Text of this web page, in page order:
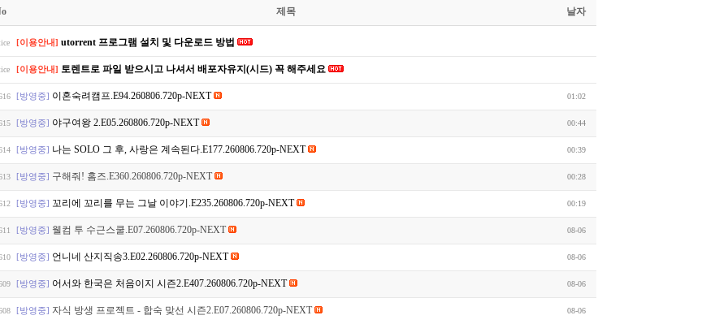
제목 날자
[이용안내] utorrent 프로그램 설치 및 다운로드 방법
[이용안내] 토렌트로 파일 받으시고 나셔서 배포자유지(시드) 꼭 해주세요
[방영중] 이혼숙려캠프.E94.260806.720p-NEXT 01:02
[방영중] 야구여왕 2.E05.260806.720p-NEXT 00:44
[방영중] 나는 SOLO 그 후, 사랑은 계속된다.E177.260806.720p-NEXT 00:39
[방영중] 구해줘! 홈즈.E360.260806.720p-NEXT 00:28
[방영중] 꼬리에 꼬리를 무는 그날 이야기.E235.260806.720p-NEXT 00:19
[방영중] 웰컴 투 수근스쿨.E07.260806.720p-NEXT 08-06
[방영중] 언니네 산지직송3.E02.260806.720p-NEXT 08-06
[방영중] 어서와 한국은 처음이지 시즌2.E407.260806.720p-NEXT 08-06
[방영중] 자식 방생 프로젝트 - 합숙 맞선 시즌2.E07.260806.720p-NEXT 08-06